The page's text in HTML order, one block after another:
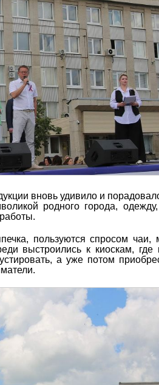
вновь удивило и
родного города,
пользуются спросом
выстроились к киоскам,
а уже потом